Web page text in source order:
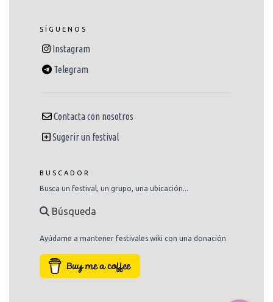
SÍGUENOS
Instagram
Telegram
Contacta con nosotros
Sugerir un festival
BUSCADOR
Busca un festival, un grupo, una ubicación...
Búsqueda
Ayúdame a mantener festivales.wiki con una donación